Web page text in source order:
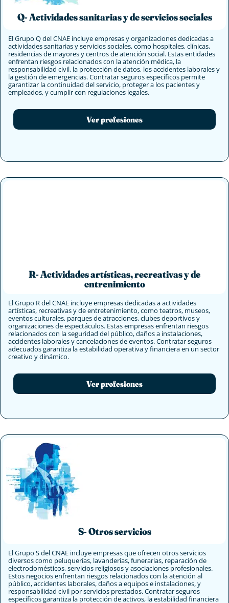
Q- Actividades sanitarias y de servicios sociales
El Grupo Q del CNAE incluye empresas y organizaciones dedicadas a
actividades sanitarias y servicios sociales, como hospitales, clínicas,
residencias de mayores y centros de atención social. Estas entidades
enfrentan riesgos relacionados con la atención médica, la
responsabilidad civil, la protección de datos, los accidentes laborales y
la gestión de emergencias. Contratar seguros específicos permite
garantizar la continuidad del servicio, proteger a los pacientes y
empleados, y cumplir con regulaciones legales.
Ver profesiones
R- Actividades artísticas, recreativas y de
entrenimiento
El Grupo R del CNAE incluye empresas dedicadas a actividades
artísticas, recreativas y de entretenimiento, como teatros, museos,
eventos culturales, parques de atracciones, clubes deportivos y
organizaciones de espectáculos. Estas empresas enfrentan riesgos
relacionados con la seguridad del público, daños a instalaciones,
accidentes laborales y cancelaciones de eventos. Contratar seguros
adecuados garantiza la estabilidad operativa y financiera en un sector
creativo y dinámico.
Ver profesiones
S- Otros servicios
El Grupo S del CNAE incluye empresas que ofrecen otros servicios
diversos como peluquerías, lavanderías, funerarias, reparación de
electrodomésticos, servicios religiosos y asociaciones profesionales.
Estos negocios enfrentan riesgos relacionados con la atención al
público, accidentes laborales, daños a equipos e instalaciones, y
responsabilidad civil por servicios prestados. Contratar seguros
específicos garantiza la protección de activos, la estabilidad financiera